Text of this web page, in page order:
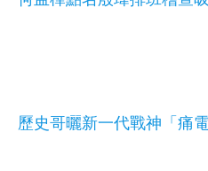
歷史哥曬新一代戰神「痛